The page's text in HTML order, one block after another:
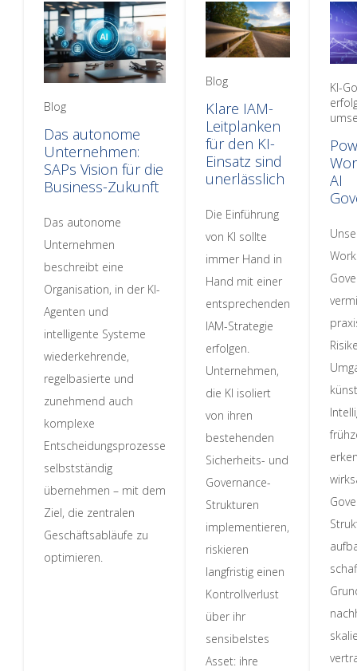
Blog
Das autonome
Unternehmen:
SAPs Vision für die
Business-Zukunft
Das autonome
Unternehmen
beschreibt eine
Organisation, in der KI-
Agenten und
intelligente Systeme
wiederkehrende,
regelbasierte und
zunehmend auch
komplexe
Entscheidungsprozesse
selbstständig
übernehmen – mit dem
Ziel, die zentralen
Geschäftsabläufe zu
optimieren.
Blog
Klare IAM-
Leitplanken
für den KI-
Einsatz sind
unerlässlich
Die Einführung
von KI sollte
immer Hand in
Hand mit einer
entsprechenden
IAM-Strategie
erfolgen.
Unternehmen,
die KI isoliert
von ihren
bestehenden
Sicherheits- und
Governance-
Strukturen
implementieren,
riskieren
langfristig einen
Kontrollverlust
über ihr
sensibelstes
Asset: ihre
KI-
AI